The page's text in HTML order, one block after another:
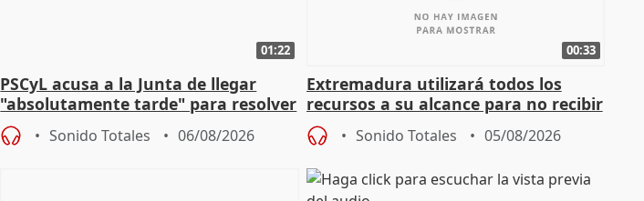
01:22
PSCyL acusa a la Junta de llegar
"absolutamente tarde" para resolver
problemas como Newcastle
Sonido Totales 06/08/2026
00:33
Extremadura utilizará todos los
recursos a su alcance para no recibir
más menores migrantes
Sonido Totales 05/08/2026